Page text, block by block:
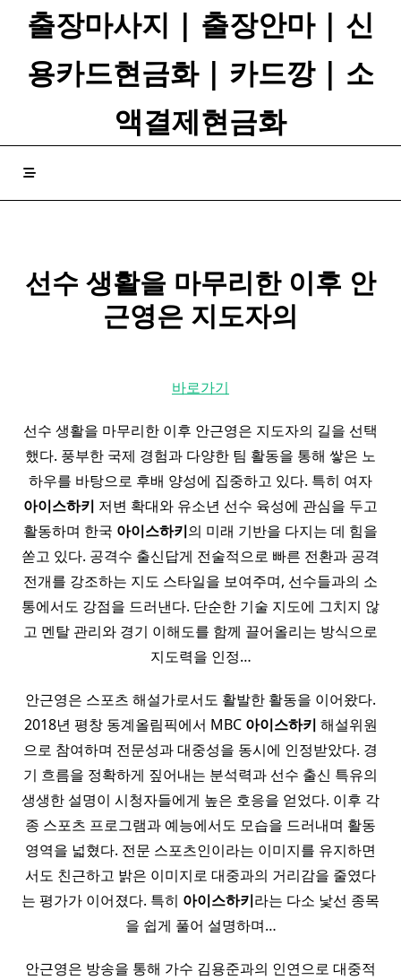
출장마사지 | 출장안마 | 신
용카드현금화 | 카드깡 | 소
액결제현금화
선수 생활을 마무리한 이후 안
근영은 지도자의
바로가기
선수 생활을 마무리한 이후 안근영은 지도자의 길을 선택
했다. 풍부한 국제 경험과 다양한 팀 활동을 통해 쌓은 노
하우를 바탕으로 후배 양성에 집중하고 있다. 특히 여자
아이스하키 저변 확대와 유소년 선수 육성에 관심을 두고
활동하며 한국 아이스하키의 미래 기반을 다지는 데 힘을
쏟고 있다. 공격수 출신답게 전술적으로 빠른 전환과 공격
전개를 강조하는 지도 스타일을 보여주며, 선수들과의 소
통에서도 강점을 드러낸다. 단순한 기술 지도에 그치지 않
고 멘탈 관리와 경기 이해도를 함께 끌어올리는 방식으로
지도력을 인정…
안근영은 스포츠 해설가로서도 활발한 활동을 이어왔다.
2018년 평창 동계올림픽에서 MBC 아이스하키 해설위원
으로 참여하며 전문성과 대중성을 동시에 인정받았다. 경
기 흐름을 정확하게 짚어내는 분석력과 선수 출신 특유의
생생한 설명이 시청자들에게 높은 호응을 얻었다. 이후 각
종 스포츠 프로그램과 예능에서도 모습을 드러내며 활동
영역을 넓혔다. 전문 스포츠인이라는 이미지를 유지하면
서도 친근하고 밝은 이미지로 대중과의 거리감을 줄였다
는 평가가 이어졌다. 특히 아이스하키라는 다소 낯선 종목
을 쉽게 풀어 설명하며…
안근영은 방송을 통해 가수 김용준과의 인연으로 대중적